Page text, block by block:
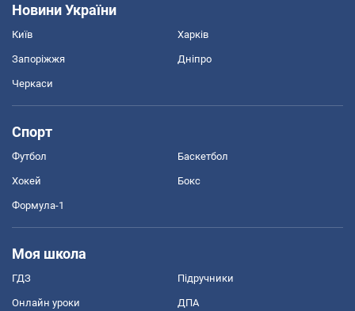
Новини України
Київ Харків
Запоріжжя Дніпро
Черкаси
Спорт
Футбол Баскетбол
Хокей Бокс
Формула-1
Моя школа
ГДЗ Підручники
Онлайн уроки ДПА